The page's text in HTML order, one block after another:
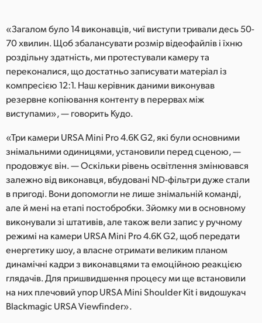
«Загалом було 14 виконавців, чиї виступи тривали десь 50-
70 хвилин. Щоб збалансувати розмір відеофайлів і їхню
роздільну здатність, ми протестували камеру та
переконалися, що достатньо записувати матеріал із
компресією 12:1. Наш керівник даними виконував
резервне копіювання контенту в перервах між
виступами», — говорить Кудо.
«Три камери URSA Mini Pro 4.6K G2, які були основними
знімальними одиницями, установили перед сценою, —
продовжує він. — Оскільки рівень освітлення змінювався
залежно від виконавця, вбудовані ND-фільтри дуже стали
в пригоді. Вони допомогли не лише знімальній команді,
але й мені на етапі постобробки. Зйомку ми в основному
виконували зі штативів, але також вели запис у ручному
режимі на камери URSA Mini Pro 4.6K G2, щоб передати
енергетику шоу, а власне отримати великим планом
динамічні кадри з виконавцями та емоційною реакцією
глядачів. Для пришвидшення процесу ми ще встановили
на них плечовий упор URSA Mini Shoulder Kit і видошукач
Blackmagic URSA Viewfinder».